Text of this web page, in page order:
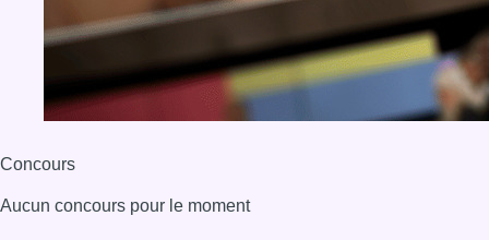
Concours
Aucun concours pour le moment